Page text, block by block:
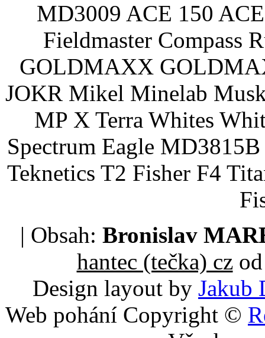
MD3009 ACE 150
Fieldmaster Compass
GOLDMAXX
JOKR Mikel Minelab
MP X Terra Whites
Spectrum Eagle
Teknetics T2 Fisher F4
| Obsah: Bronislav
hantec (tečka) czod
Design layout by Jakub
Web pohání Copyright ©